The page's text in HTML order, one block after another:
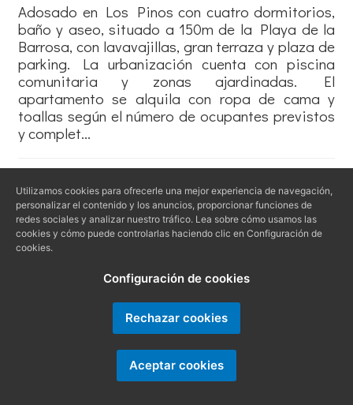
Adosado en Los Pinos con cuatro dormitorios,
baño y aseo, situado a 150m de la Playa de la
Barrosa, con lavavajillas, gran terraza y plaza de
parking. La urbanización cuenta con piscina
comunitaria y zonas ajardinadas. El
apartamento se alquila con ropa de cama y
toallas según el número de ocupantes previstos
y complet...
Utilizamos cookies para ofrecerle una mejor experiencia de navegación,
personalizar el contenido y los anuncios, proporcionar funciones de
redes sociales y analizar nuestro tráfico. Lea sobre cómo usamos las
cookies y cómo puede controlarlas haciendo clic en Configuración de
cookies.
Configuración de cookies
Rechazar cookies
Aceptar cookies